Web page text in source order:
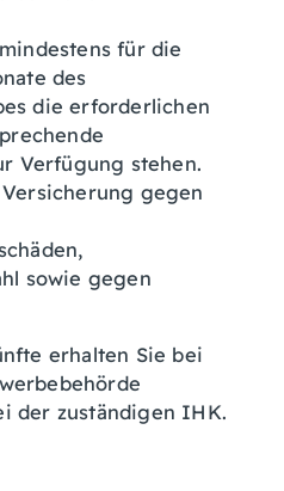
für die
des
die erforderlichen
Verfügung stehen.
gegen
sowie gegen
erhalten Sie bei
der zuständigen IHK.